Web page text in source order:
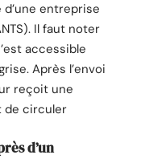
entreprise
Il faut noter
accessible
Après l’envoi
reçoit une
de circuler
d’un